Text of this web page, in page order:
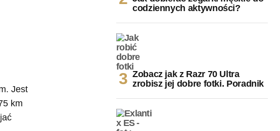
Jest
km
codziennych aktywności?
Zobacz jak z Razr 70 Ultra
zrobisz jej dobre fotki. Poradnik